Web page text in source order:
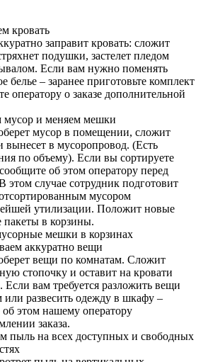
кровать
заправит кровать: сложит
подушки, застелет пледом
Если вам нужно поменять
белье – заранее приготовьте комплект
оператору о заказе дополнительной
мусор и меняем мешки
мусор в помещении, сложит
в мусоропровод. (Есть
по объему). Если вы сортируете
об этом оператору перед
этом случае сотрудник подготовит
мусором
утилизации. Положит новые
в корзины.
мешки в корзинах
аккуратно вещи
вещи по комнатам. Сложит
стопочку и оставит на кровати
Если вам требуется разложить вещи
или развесить одежду в шкафу –
этом нашему оператору
заказа.
пыль на всех доступных и свободных